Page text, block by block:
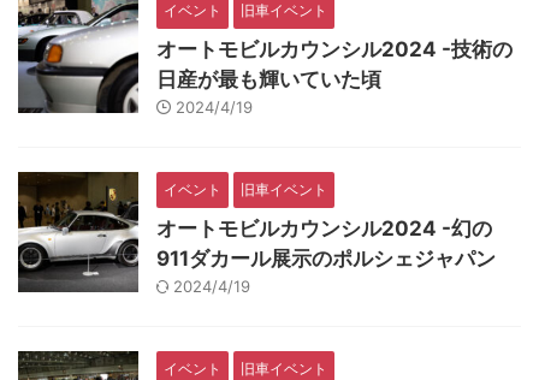
イベント 旧車イベント
オートモビルカウンシル2024 -技術の
日産が最も輝いていた頃
2024/4/19
イベント 旧車イベント
オートモビルカウンシル2024 -幻の
911ダカール展示のポルシェジャパン
2024/4/19
イベント 旧車イベント